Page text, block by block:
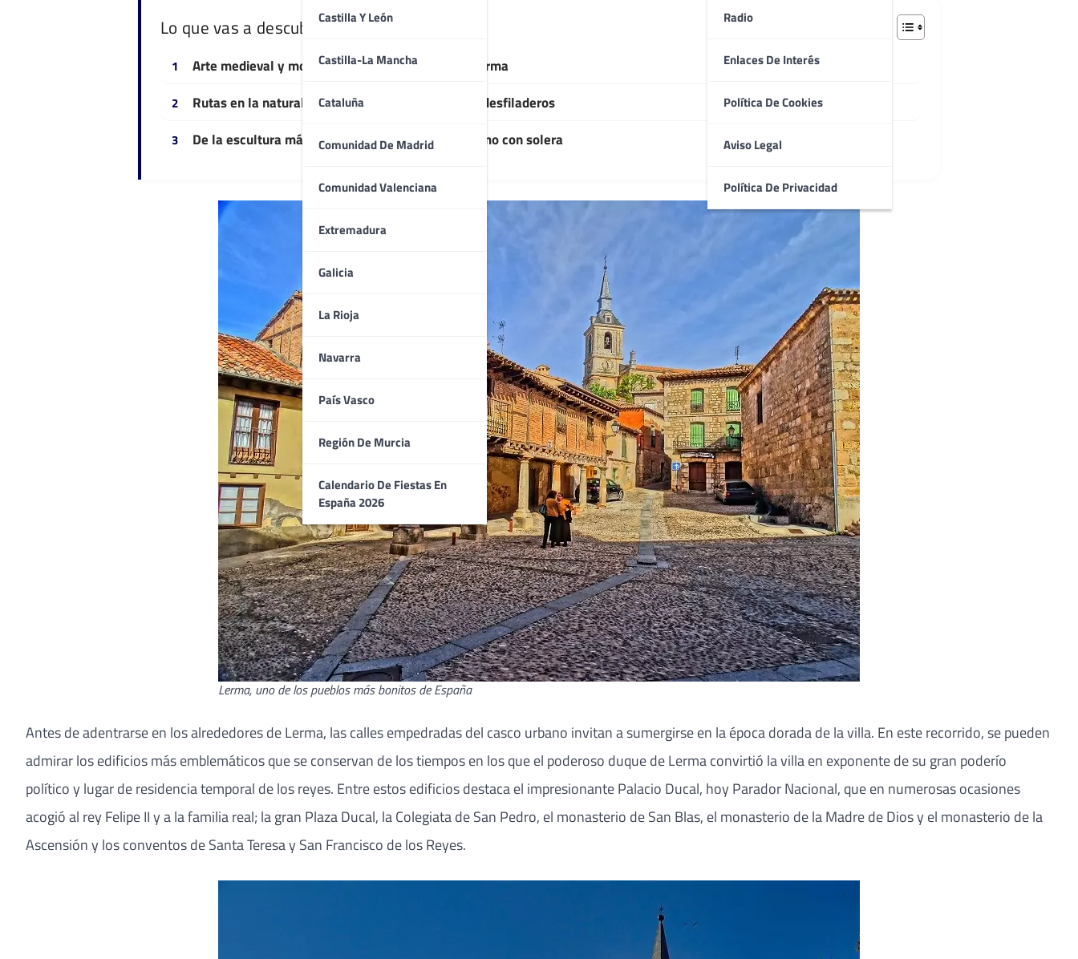
Castilla Y León
Castilla-La Mancha
Cataluña
Comunidad De Madrid
Comunidad Valenciana
Extremadura
Galicia
La Rioja
Navarra
País Vasco
Región De Murcia
Calendario De Fiestas En
España 2026
Radio
Enlaces De Interés
Política De Cookies
Aviso Legal
Política De Privacidad
Lo que vas a descubrir
Arte medieval y monacal en los alrededores de Lerma
Rutas en la naturaleza, entre bosques, lagunas y desfiladeros
De la escultura más grande del mundo a enoturismo con solera
Lerma, uno de los pueblos más bonitos de España
Antes de adentrarse en los alrededores de Lerma, las calles empedradas del casco urbano invitan a sumergirse en la época dorada de la villa. En este recorrido, se pueden
admirar los edificios más emblemáticos que se conservan de los tiempos en los que el poderoso duque de Lerma convirtió la villa en exponente de su gran poderío
político y lugar de residencia temporal de los reyes. Entre estos edificios destaca el impresionante Palacio Ducal, hoy Parador Nacional, que en numerosas ocasiones
acogió al rey Felipe II y a la familia real; la gran Plaza Ducal, la Colegiata de San Pedro, el monasterio de San Blas, el monasterio de la Madre de Dios y el monasterio de la
Ascensión y los conventos de Santa Teresa y San Francisco de los Reyes.